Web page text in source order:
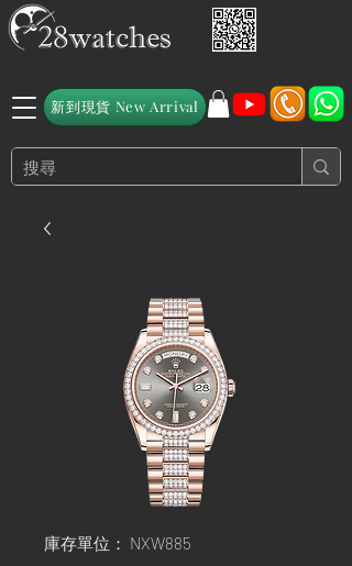
新到現貨 New Arrival
庫存單位： NXW885